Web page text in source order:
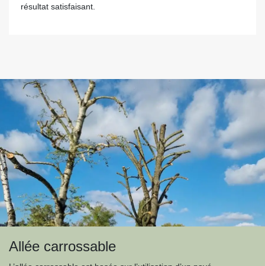
résultat satisfaisant.
Allée carrossable